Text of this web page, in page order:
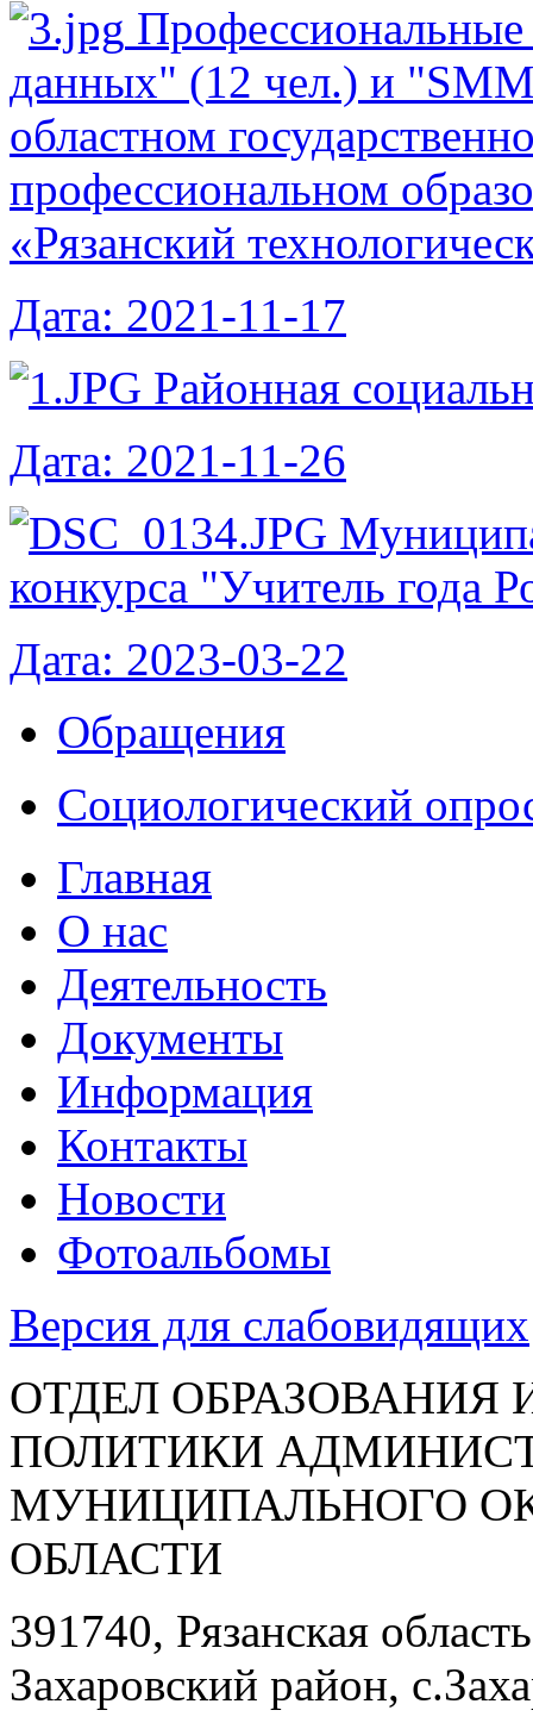
данных" (12 чел.) и
областном
профессиональном
«Рязанский
Дата: 2021-11-17
Районная
Дата: 2021-11-26
конкурса "Учитель года
Дата: 2023-03-22
Обращения
Социологический
Главная
О нас
Деятельность
Документы
Информация
Контакты
Новости
Фотоальбомы
Версия для слабовидящих
ОТДЕЛ
ПОЛИТИКИ
МУНИЦИПАЛЬНОГО
ОБЛАСТИ
391740, Рязанская область
Захаровский район,